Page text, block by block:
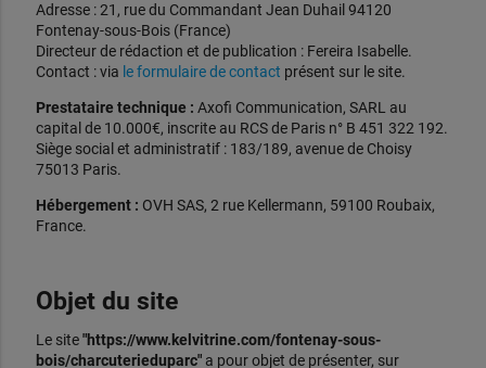
Adresse : 21, rue du Commandant Jean Duhail 94120
Fontenay-sous-Bois (France)
Directeur de rédaction et de publication : Fereira Isabelle.
Contact : via le formulaire de contact présent sur le site.
Prestataire technique : Axofi Communication, SARL au
capital de 10.000€, inscrite au RCS de Paris n° B 451 322 192.
Siège social et administratif : 183/189, avenue de Choisy
75013 Paris.
Hébergement : OVH SAS, 2 rue Kellermann, 59100 Roubaix,
France.
Objet du site
Le site"https://www.kelvitrine.com/fontenay-sous-
bois/charcuterieduparc"a pour objet de présenter, sur